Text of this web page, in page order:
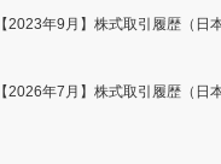
【2023年9月】株式取引履歴（日
【2026年7月】株式取引履歴（日